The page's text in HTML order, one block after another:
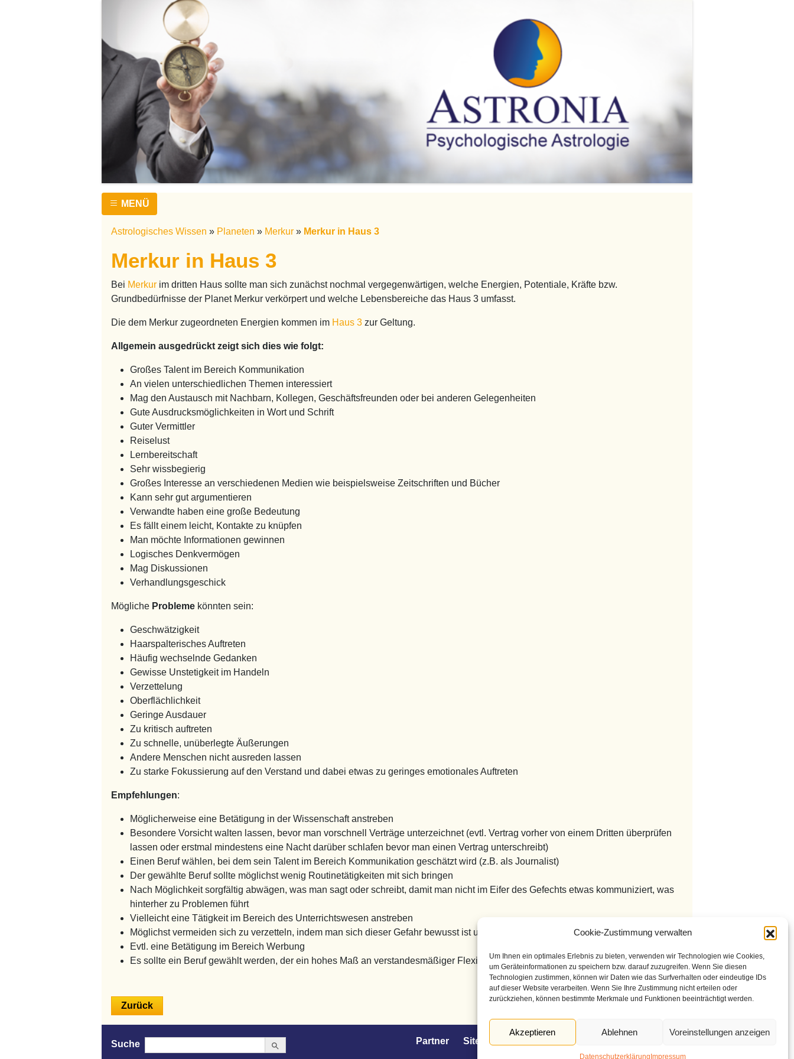
Cookie-Zustimmung verwalten
Um Ihnen ein optimales Erlebnis zu bieten, verwenden wir Technologien wie Cookies,
um Geräteinformationen zu speichern bzw. darauf zuzugreifen. Wenn Sie diesen
Technologien zustimmen, können wir Daten wie das Surfverhalten oder eindeutige IDs
auf dieser Website verarbeiten. Wenn Sie Ihre Zustimmung nicht erteilen oder
zurückziehen, können bestimmte Merkmale und Funktionen beeinträchtigt werden.
Akzeptieren Ablehnen Voreinstellungen anzeigen
Datenschutzerklärung Impressum
MENÜ
Astrologisches Wissen » Planeten » Merkur » Merkur in Haus 3
Merkur in Haus 3
Bei Merkur im dritten Haus sollte man sich zunächst nochmal vergegenwärtigen, welche Energien, Potentiale, Kräfte bzw.
Grundbedürfnisse der Planet Merkur verkörpert und welche Lebensbereiche das Haus 3 umfasst.
Die dem Merkur zugeordneten Energien kommen im Haus 3 zur Geltung.
Allgemein ausgedrückt zeigt sich dies wie folgt:
Großes Talent im Bereich Kommunikation
An vielen unterschiedlichen Themen interessiert
Mag den Austausch mit Nachbarn, Kollegen, Geschäftsfreunden oder bei anderen Gelegenheiten
Gute Ausdrucksmöglichkeiten in Wort und Schrift
Guter Vermittler
Reiselust
Lernbereitschaft
Sehr wissbegierig
Großes Interesse an verschiedenen Medien wie beispielsweise Zeitschriften und Bücher
Kann sehr gut argumentieren
Verwandte haben eine große Bedeutung
Es fällt einem leicht, Kontakte zu knüpfen
Man möchte Informationen gewinnen
Logisches Denkvermögen
Mag Diskussionen
Verhandlungsgeschick
Mögliche Probleme könnten sein:
Geschwätzigkeit
Haarspalterisches Auftreten
Häufig wechselnde Gedanken
Gewisse Unstetigkeit im Handeln
Verzettelung
Oberflächlichkeit
Geringe Ausdauer
Zu kritisch auftreten
Zu schnelle, unüberlegte Äußerungen
Andere Menschen nicht ausreden lassen
Zu starke Fokussierung auf den Verstand und dabei etwas zu geringes emotionales Auftreten
Empfehlungen:
Möglicherweise eine Betätigung in der Wissenschaft anstreben
Besondere Vorsicht walten lassen, bevor man vorschnell Verträge unterzeichnet (evtl. Vertrag vorher von einem Dritten überprüfen
lassen oder erstmal mindestens eine Nacht darüber schlafen bevor man einen Vertrag unterschreibt)
Einen Beruf wählen, bei dem sein Talent im Bereich Kommunikation geschätzt wird (z.B. als Journalist)
Der gewählte Beruf sollte möglichst wenig Routinetätigkeiten mit sich bringen
Nach Möglichkeit sorgfältig abwägen, was man sagt oder schreibt, damit man nicht im Eifer des Gefechts etwas kommuniziert, was
hinterher zu Problemen führt
Vielleicht eine Tätigkeit im Bereich des Unterrichtswesen anstreben
Möglichst vermeiden sich zu verzetteln, indem man sich dieser Gefahr bewusst ist und nicht zu viele Themen nur kurz behandelt
Evtl. eine Betätigung im Bereich Werbung
Es sollte ein Beruf gewählt werden, der ein hohes Maß an verstandesmäßiger Flexibilität erfordert
Suche Search
for:
Search Button Partner Sitemap Datenschutzerklärung